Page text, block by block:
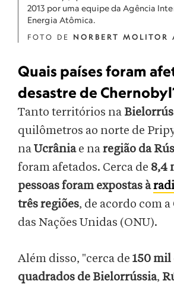
2013 por uma equipe da Agência
Energia Atômica.
FOTO DE NORBERT MOLITOR
Quais países foram
desastre de
Tanto territórios na
quilômetros ao norte de
naUcrâniae naregião da
foram afetados. Cerca de 8,4
pessoas foram expostas à
três regiões, de acordo com
das Nações Unidas (ONU).
Além disso, "cerca de 150
quadrados de Bielorrússia,